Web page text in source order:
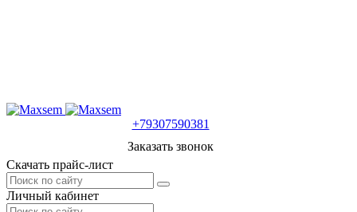
+79307590381
Заказать звонок
Скачать прайс-лист
Личный кабинет